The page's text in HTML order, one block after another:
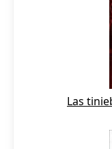
Las